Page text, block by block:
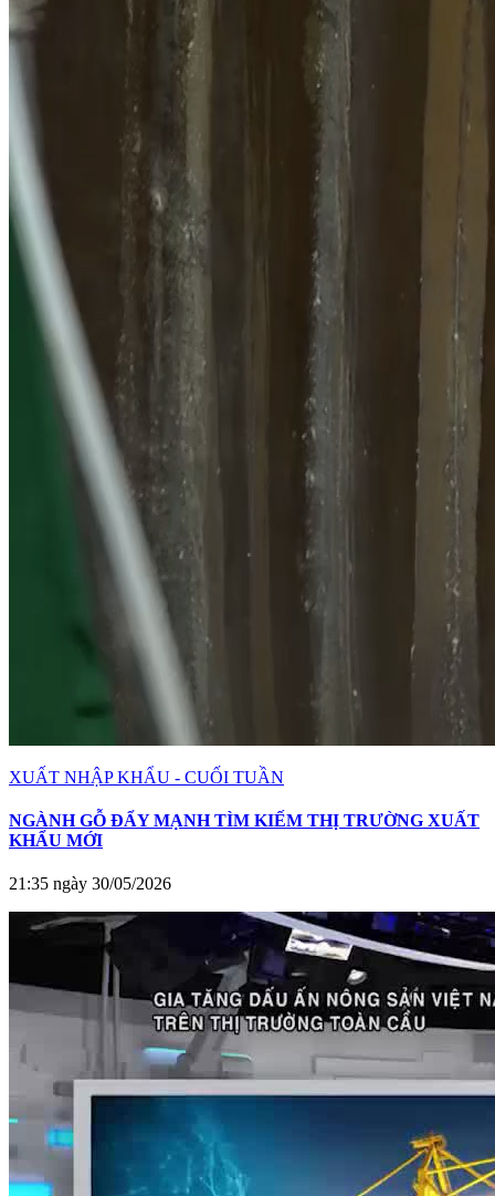
XUẤT NHẬP KHẨU - CUỐI TUẦN
NGÀNH GỖ ĐẨY MẠNH TÌM KIẾM THỊ TRƯỜNG XUẤT
KHẨU MỚI
21:35 ngày 30/05/2026